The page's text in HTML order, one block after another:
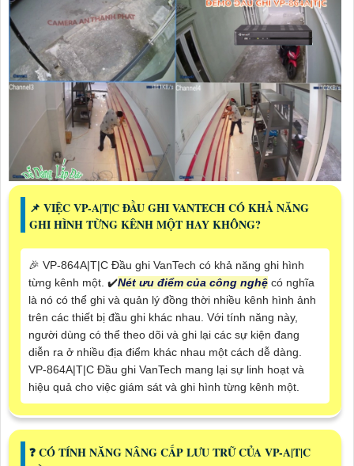
📌 VIỆC VP-A|T|C ĐẦU GHI VANTECH CÓ KHẢ NĂNG
GHI HÌNH TỪNG KÊNH MỘT HAY KHÔNG?
️🎉 VP-864A|T|C Đầu ghi VanTech có khả năng ghi hình
từng kênh một. ✔️Nét ưu điểm của công nghệ có nghĩa
là nó có thể ghi và quản lý đồng thời nhiều kênh hình ảnh
trên các thiết bị đầu ghi khác nhau. Với tính năng này,
người dùng có thể theo dõi và ghi lại các sự kiện đang
diễn ra ở nhiều địa điểm khác nhau một cách dễ dàng.
VP-864A|T|C Đầu ghi VanTech mang lại sự linh hoạt và
hiệu quả cho việc giám sát và ghi hình từng kênh một.
️❓ CÓ TÍNH NĂNG NÂNG CẤP LƯU TRỮ CỦA VP-A|T|C